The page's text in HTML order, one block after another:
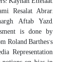
Resalat, Abrar,
Aftab Yazd,
is done by
Roland Barthes’s
Representation